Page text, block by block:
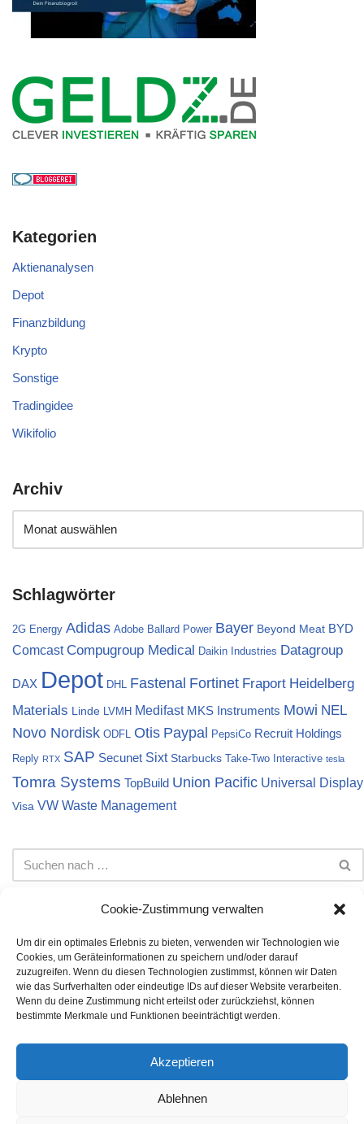
Cookie-Zustimmung verwalten
Um dir ein optimales Erlebnis zu bieten, verwenden wir Technologien wie
Cookies, um Geräteinformationen zu speichern und/oder darauf
zuzugreifen. Wenn du diesen Technologien zustimmst, können wir Daten
wie das Surfverhalten oder eindeutige IDs auf dieser Website verarbeiten.
Wenn du deine Zustimmung nicht erteilst oder zurückziehst, können
bestimmte Merkmale und Funktionen beeinträchtigt werden.
Akzeptieren
Ablehnen
Kategorien
Aktienanalysen
Depot
Finanzbildung
Krypto
Sonstige
Tradingidee
Wikifolio
Archiv
Schlagwörter
2G Energy Adidas Adobe Ballard Power Bayer Beyond Meat BYD
Comcast Compugroup Medical Daikin Industries Datagroup
DAX Depot DHL Fastenal Fortinet Fraport Heidelberg
Materials Linde LVMH Medifast MKS Instruments Mowi NEL
Novo Nordisk ODFL Otis Paypal PepsiCo Recruit Holdings
Reply RTX SAP Secunet Sixt Starbucks Take-Two Interactive tesla
Tomra Systems TopBuild Union Pacific Universal Display
Visa VW Waste Management
Impressum Datenschutz Cookie-Richtlinie (EU)
Die auf dieser Webseite dargestellten Informationen stellen
keine Anlageberatung dar. Bei den Inhalten handelt es sich
auf Vollständigkeit, Richtigkeit und Korrektheit der angegebenen
Wertpapiere unterliegen Risiken, die jeder individuell für sich